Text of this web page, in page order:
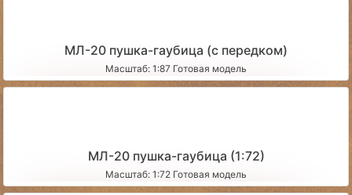
МЛ-20 пушка-гаубица (с передком)
Масштаб: 1:87 Готовая модель
МЛ-20 пушка-гаубица (1:72)
Масштаб: 1:72 Готовая модель